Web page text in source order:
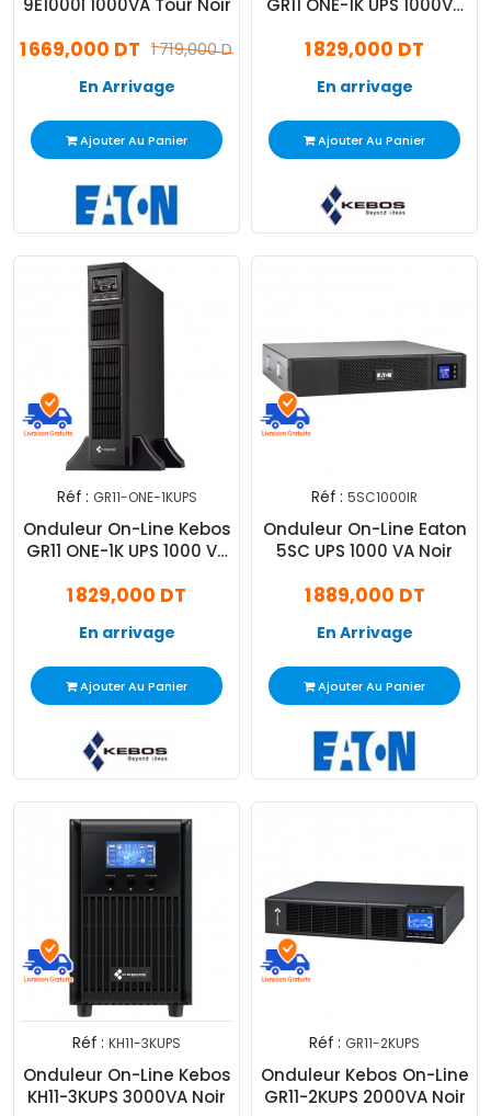
9E1000I 1000VA Tour Noir
1 719,000 DT
1 669,000 DT
En Arrivage
Ajouter Au Panier
GR11 ONE-1K UPS 1000VA
1 829,000 DT
En arrivage
Ajouter Au Panier
Réf : GR11-ONE-1KUPS
Onduleur On-Line Kebos
GR11 ONE-1K UPS 1000 VA
1 829,000 DT
En arrivage
Ajouter Au Panier
Réf : 5SC1000IR
Onduleur On-Line Eaton
5SC UPS 1000 VA Noir
1 889,000 DT
En Arrivage
Ajouter Au Panier
Réf : KH11-3KUPS
Onduleur On-Line Kebos
KH11-3KUPS 3000VA Noir
Réf : GR11-2KUPS
Onduleur Kebos On-Line
GR11-2KUPS 2000VA Noir